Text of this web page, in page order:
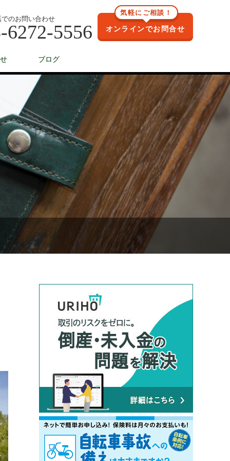
のお問い合わせ
6272-5556
気軽にご相談！
オンラインでお問合せ
ブログ